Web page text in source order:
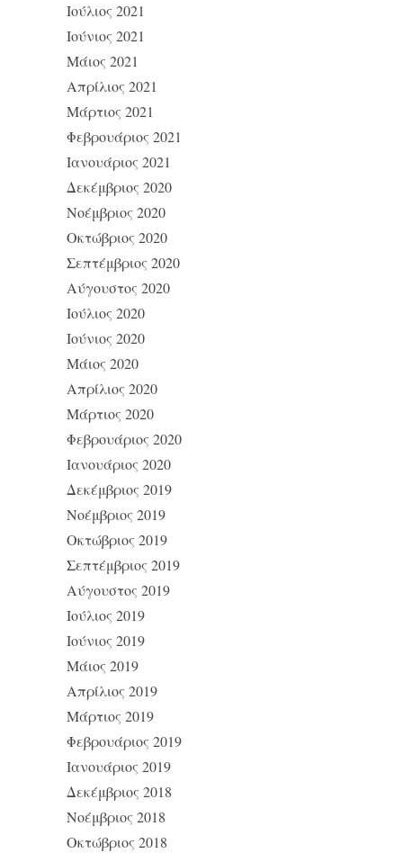
Ιούλιος 2021
Ιούνιος 2021
Μάιος 2021
Απρίλιος 2021
Μάρτιος 2021
Φεβρουάριος 2021
Ιανουάριος 2021
Δεκέμβριος 2020
Νοέμβριος 2020
Οκτώβριος 2020
Σεπτέμβριος 2020
Αύγουστος 2020
Ιούλιος 2020
Ιούνιος 2020
Μάιος 2020
Απρίλιος 2020
Μάρτιος 2020
Φεβρουάριος 2020
Ιανουάριος 2020
Δεκέμβριος 2019
Νοέμβριος 2019
Οκτώβριος 2019
Σεπτέμβριος 2019
Αύγουστος 2019
Ιούλιος 2019
Ιούνιος 2019
Μάιος 2019
Απρίλιος 2019
Μάρτιος 2019
Φεβρουάριος 2019
Ιανουάριος 2019
Δεκέμβριος 2018
Νοέμβριος 2018
Οκτώβριος 2018